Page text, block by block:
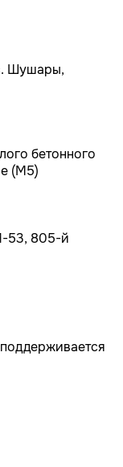
Шушары,
бетонного
(М5)
53, 805-й